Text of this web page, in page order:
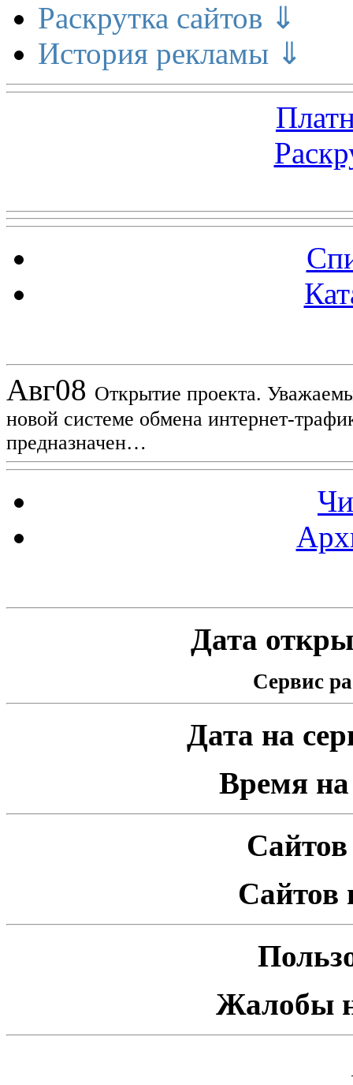
Раскрутка сайтов ⇓
История рекламы ⇓
Авг08 Открытие проекта.
новой системе обмена интернет-
предназначен…
Дата
Сервис
Дата на
Время на
Сайтов
Жалобы